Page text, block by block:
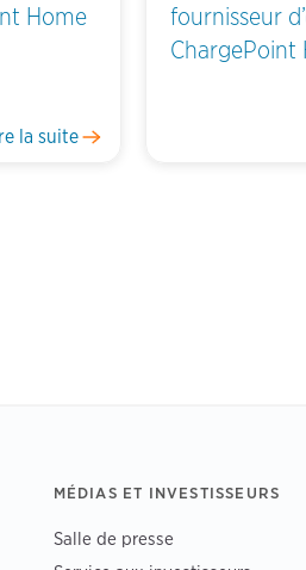
Home
la suite
fournisseur
ChargePoint
MÉDIAS ET INVESTISSEURS
Salle de presse